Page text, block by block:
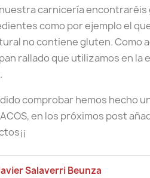
nuestra carnicería
como por ejemplo el
no contiene gluten. Como
rallado que utilizamos en la
comprobar hemos hecho
en los próximos post
Salaverri Beunza